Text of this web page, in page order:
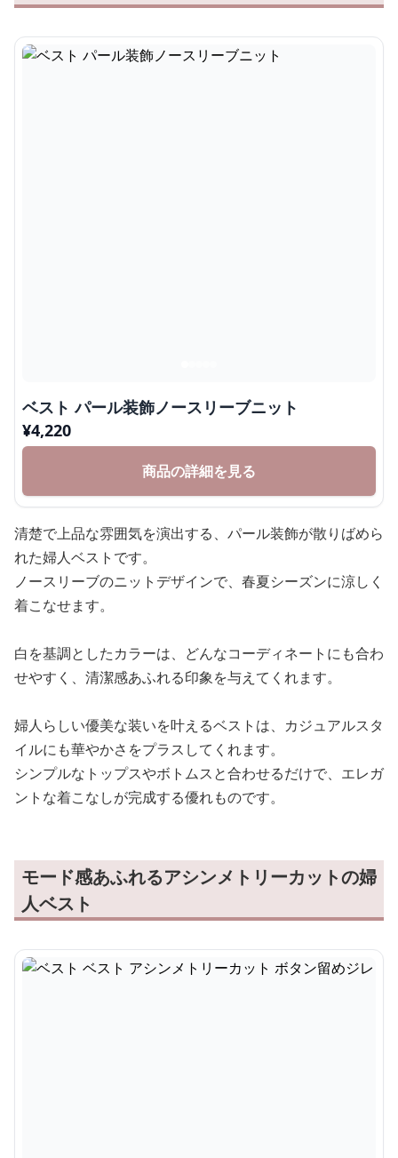
ベスト パール装飾ノースリーブニット
¥4,220
商品の詳細を見る
清楚で上品な雰囲気を演出する、パール装飾が散りばめら
れた婦人ベストです。
ノースリーブのニットデザインで、春夏シーズンに涼しく
着こなせます。
白を基調としたカラーは、どんなコーディネートにも合わ
せやすく、清潔感あふれる印象を与えてくれます。
婦人らしい優美な装いを叶えるベストは、カジュアルスタ
イルにも華やかさをプラスしてくれます。
シンプルなトップスやボトムスと合わせるだけで、エレガ
ントな着こなしが完成する優れものです。
モード感あふれるアシンメトリーカットの婦
人ベスト